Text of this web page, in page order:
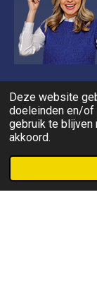
Deze website
doeleinden en/of
gebruik te blijven
akkoord.